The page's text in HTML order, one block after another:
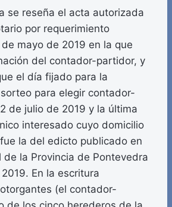
se reseña el acta autorizada
por requerimiento
mayo de 2019 en la que
del contador-partidor, y
el día fijado para la
para elegir contador-
de julio de 2019 y la última
interesado cuyo domicilio
la del edicto publicado en
de la Provincia de Pontevedra
En la escritura
(el contador-